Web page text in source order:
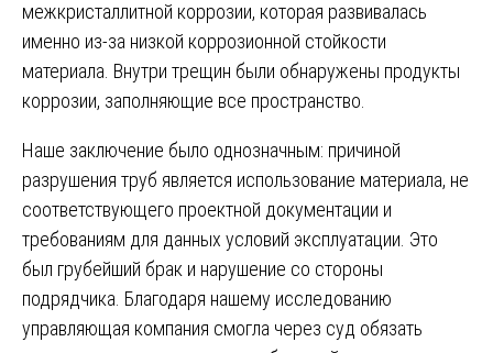
межкристаллитной коррозии, которая развивалась
именно из-за низкой коррозионной стойкости
материала. Внутри трещин были обнаружены продукты
коррозии, заполняющие все пространство.
Наше заключение было однозначным: причиной
разрушения труб является использование материала, не
соответствующего проектной документации и
требованиям для данных условий эксплуатации. Это
был грубейший брак и нарушение со стороны
подрядчика. Благодаря нашему исследованию
управляющая компания смогла через суд обязать